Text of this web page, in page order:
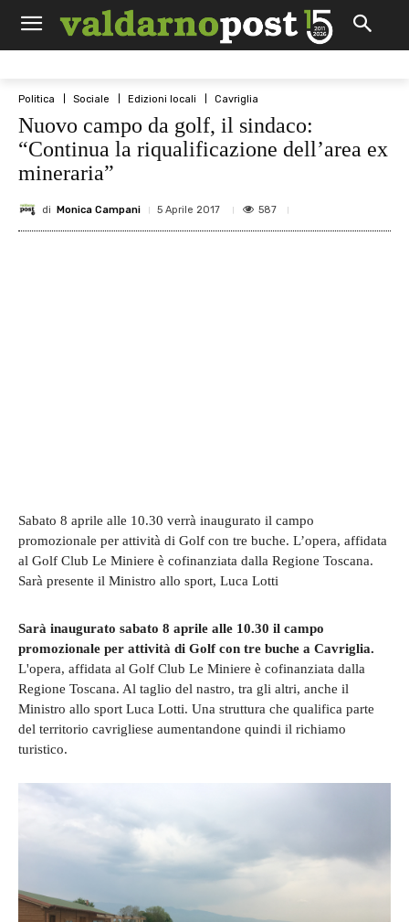
Politica Sociale Edizioni locali Cavriglia
Nuovo campo da golf, il sindaco:
“Continua la riqualificazione dell’area ex
mineraria”
di Monica Campani 5 Aprile 2017 587
Sabato 8 aprile alle 10.30 verrà inaugurato il campo
promozionale per attività di Golf con tre buche. L’opera, affidata
al Golf Club Le Miniere è cofinanziata dalla Regione Toscana.
Sarà presente il Ministro allo sport, Luca Lotti
Sarà inaugurato sabato 8 aprile alle 10.30 il campo
promozionale per attività di Golf con tre buche a Cavriglia.
L'opera, affidata al Golf Club Le Miniere è cofinanziata dalla
Regione Toscana. Al taglio del nastro, tra gli altri, anche il
Ministro allo sport Luca Lotti. Una struttura che qualifica parte
del territorio cavrigliese aumentandone quindi il richiamo
turistico.